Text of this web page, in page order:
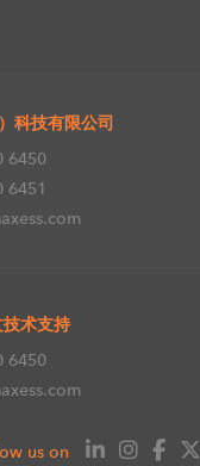
科技有限公司
6450
6451
术支持
6450
us on